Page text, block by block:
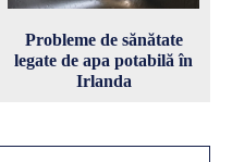
Probleme de sănătate
legate de apa potabilă în
Irlanda